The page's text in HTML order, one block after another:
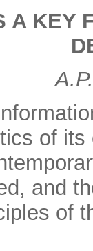
A KEY
of
and
of